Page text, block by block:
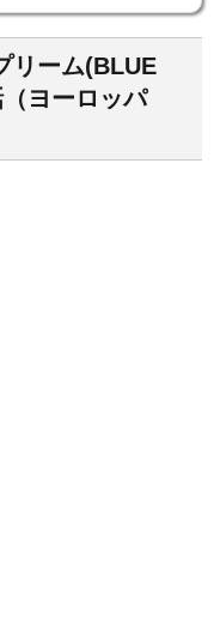
リーム(BLUE
ヨーロッパ